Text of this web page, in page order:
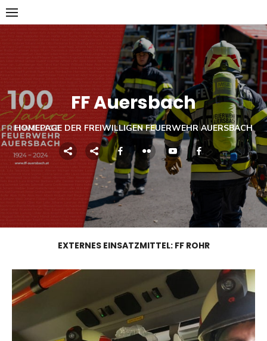
Skip
to
FF Auersbach
HOMEPAGE DER FREIWILLIGEN FEUERWEHR AUERSBACH
EXTERNES EINSATZMITTEL: FF ROHR